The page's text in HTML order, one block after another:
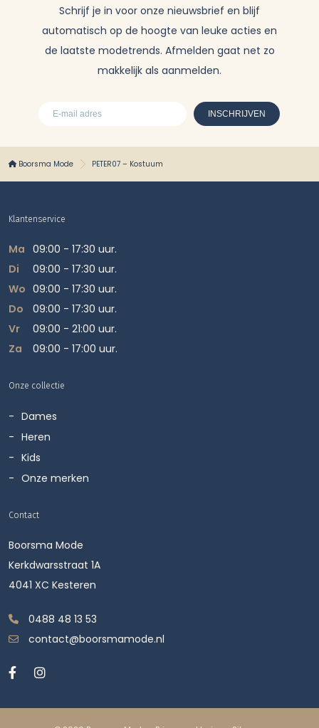
Schrijf je in voor onze nieuwsbrief en blijf
automatisch op de hoogte van leuke acties en
de laatste modetrends. Afmelden gaat net zo
makkelijk als aanmelden.
Boorsma Mode PETER07 – Kostuum
Klantenservice
Ma 09:00 - 17:30 uur.
Di
09:00 - 17:30 uur.
Wo 09:00 - 17:30 uur.
Do
09:00 - 17:30 uur.
Vr
09:00 - 21:00 uur.
Za
09:00 - 17:00 uur.
Onze collectie
Dames
Heren
Kids
Onze merken
Contact
Boorsma Mode
Kerkdwarsstraat 1A
4041 XC Kesteren
0488 48 13 53
contact@boorsmamode.nl